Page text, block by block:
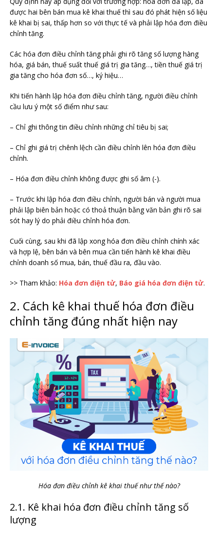
được hai bên bán mua kê khai thuế thì sau đó phát hiện số liệu
kê khai bị sai, thấp hơn so với thực tế và phải lập hóa đơn điều
chỉnh tăng.
Các hóa đơn điều chỉnh tăng phải ghi rõ tăng số lượng hàng
hóa, giá bán, thuế suất thuế giá trị gia tăng…, tiền thuế giá trị
gia tăng cho hóa đơn số…, ký hiệu…
Khi tiến hành lập hóa đơn điều chỉnh tăng, người điều chỉnh
cầu lưu ý một số điểm như sau:
– Chỉ ghi thông tin điều chỉnh những chỉ tiêu bị sai;
– Chỉ ghi giá trị chênh lệch cần điều chỉnh lên hóa đơn điều
chỉnh.
– Hóa đơn điều chỉnh không được ghi số âm (-).
– Trước khi lập hóa đơn điều chỉnh, người bán và người mua
phải lập biên bản hoặc có thoả thuận bằng văn bản ghi rõ sai
sót hay lý do phải điều chỉnh hóa đơn.
Cuối cùng, sau khi đã lập xong hóa đơn điều chỉnh chính xác
và hợp lệ, bên bán và bên mua cần tiến hành kê khai điều
chỉnh doanh số mua, bán, thuế đầu ra, đầu vào.
>> Tham khảo: Hóa đơn điện tử, Báo giá hóa đơn điện tử.
2. Cách kê khai thuế hóa đơn điều
chỉnh tăng đúng nhất hiện nay
Hóa đơn điều chỉnh kê khai thuế như thế nào?
2.1. Kê khai hóa đơn điều chỉnh tăng số
lượng